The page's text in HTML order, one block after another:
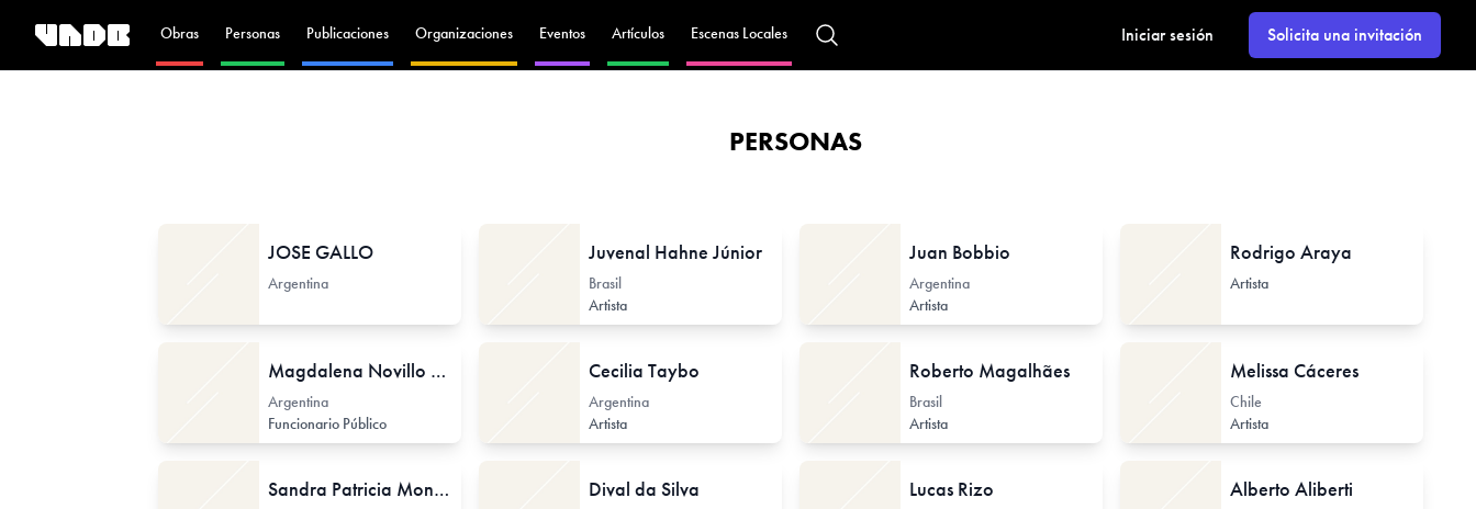
Obras Personas Publicaciones Organizaciones Eventos Artículos Escenas Locales Iniciar sesión Solicita una invitación
PERSONAS
JOSE GALLO
Argentina
Juvenal Hahne Júnior
Brasil
Artista
Juan Bobbio
Argentina
Artista
Rodrigo Araya
Artista
Magdalena Novillo Corvalán
Argentina
Funcionario Público
Cecilia Taybo
Argentina
Artista
Roberto Magalhães
Brasil
Artista
Melissa Cáceres
Chile
Artista
Sandra Patricia Monterroso Juárez Dival da Silva Lucas Rizo Alberto Aliberti